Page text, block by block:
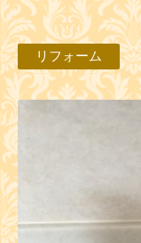
リフォーム